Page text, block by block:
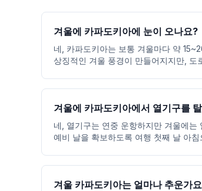
겨울에 카파도키아에 눈이 오나요?
네, 카파도키아는 보통 겨울마다 약
상징적인 겨울 풍경이 만들어지지만, 도
겨울에 카파도키아에서 열기구를
네, 열기구는 연중 운항하지만 겨울에
예비 날을 확보하도록 여행 첫째 날 아
겨울 카파도키아는 얼마나 추운가